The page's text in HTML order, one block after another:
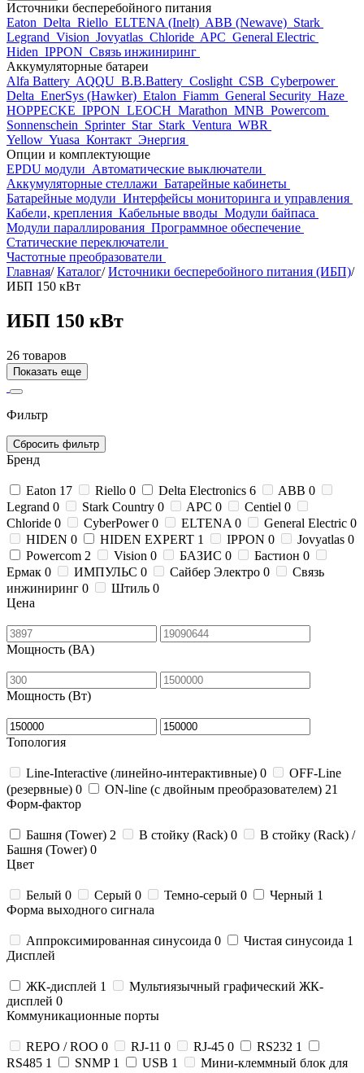
Источники бесперебойного питания
Eaton Delta Riello ELTENA (Inelt) ABB (Newave) Stark
Legrand Vision Jovyatlas Chloride APC General Electric
Hiden IPPON Связь инжиниринг
Аккумуляторные батареи
Alfa Battery AQQU B.B.Battery Coslight CSB Cyberpower
Delta EnerSys (Hawker) Etalon Fiamm General Security Haze
HOPPECKE IPPON LEOCH Marathon MNB Powercom
Sonnenschein Sprinter Star Stark Ventura WBR
Yellow Yuasa Контакт Энергия
Опции и комплектующие
EPDU модули Автоматические выключатели
Аккумуляторные стеллажи Батарейные кабинеты
Батарейные модули Интерфейсы мониторинга и управления
Кабели, крепления Кабельные вводы Модули байпаса
Модули параллирования Программное обеспечение
Статические переключатели
Частотные преобразователи
Главная/ Каталог/ Источники бесперебойного питания (ИБП)/
ИБП 150 кВт
ИБП 150 кВт
26 товаров
Показать еще
Фильтр
Сбросить фильтр
Бренд
Eaton 17 Riello 0 Delta Electronics 6 ABB 0
Legrand 0 Stark Country 0 APC 0 Centiel 0
Chloride 0 CyberPower 0 ELTENA 0 General Electric 0
HIDEN 0 HIDEN EXPERT 1 IPPON 0 Jovyatlas 0
Powercom 2 Vision 0 БАЗИС 0 Бастион 0
Ермак 0 ИМПУЛЬС 0 Сайбер Электро 0
Связь
инжиниринг 0 Штиль 0
Цена
Мощность (ВА)
Мощность (Вт)
Топология
Line-Interactive (линейно-интерактивные) 0
OFF-Line
(резервные) 0 ON-line (с двойным преобразователем) 21
Форм-фактор
Башня (Tower) 2 В стойку (Rack) 0
В стойку (Rack) /
Башня (Tower) 0
Цвет
Белый 0 Серый 0 Темно-серый 0 Черный 1
Форма выходного сигнала
Аппроксимированная синусоида 0 Чистая синусоида 1
Дисплей
ЖК-дисплей 1
Мультиязычный графический ЖК-
дисплей 0
Коммуникационные порты
REPO / ROO 0 RJ-11 0 RJ-45 0 RS232 1
RS485 1 SNMP 1 USB 1
Мини-клеммный блок для